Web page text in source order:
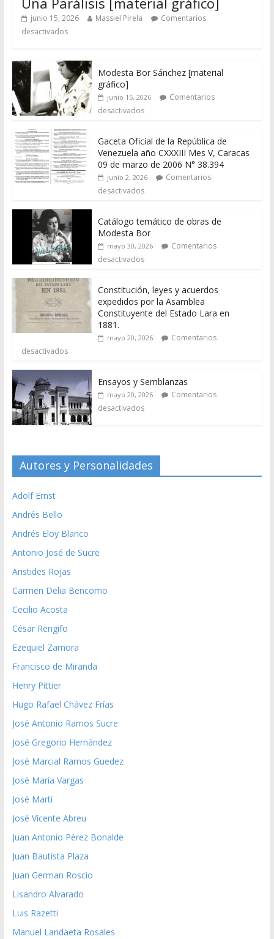
junio 15, 2026 Massiel Pirela
Comentarios
desactivados
Modesta Bor Sánchez [material
gráfico]
junio 15, 2026
Comentarios
desactivados
Gaceta Oficial de la República de
Venezuela año CXXXIII Mes V, Caracas
09 de marzo de 2006 N° 38.394
junio 2, 2026
Comentarios
desactivados
Catálogo temático de obras de
Modesta Bor
mayo 30, 2026
Comentarios
desactivados
Constitución, leyes y acuerdos
expedidos por la Asamblea
Constituyente del Estado Lara en
1881.
mayo 20, 2026
Comentarios
desactivados
Ensayos y Semblanzas
mayo 20, 2026
Comentarios
desactivados
Autores y Personalidades
Adolf Ernst
Andrés Bello
Andrés Eloy Blanco
Antonio José de Sucre
Aristides Rojas
Carmen Delia Bencomo
Cecilio Acosta
César Rengifo
Ezequiel Zamora
Francisco de Miranda
Henry Pittier
Hugo Rafael Chávez Frías
José Antonio Ramos Sucre
José Gregorio Hernández
José Marcial Ramos Guedez
José María Vargas
José Martí
José Vicente Abreu
Juan Antonio Pérez Bonalde
Juan Bautista Plaza
Juan German Roscio
Lisandro Alvarado
Luis Razetti
Manuel Landaeta Rosales